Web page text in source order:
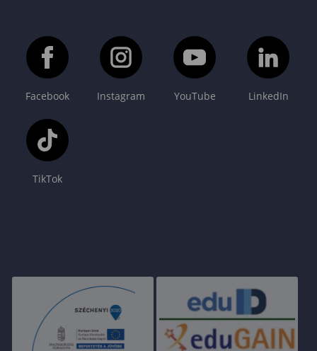
Facebook Instagram YouTube LinkedIn
TikTok